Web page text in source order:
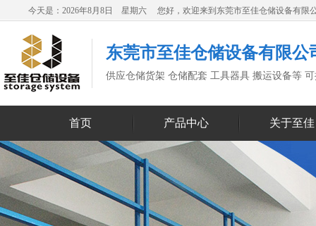
今天是：2026年8月8日 星期六 您好，欢迎来到东莞市至佳仓储设备有限
东莞市至佳仓储设备有限公
供应仓储货架 仓储配套 工具器具 搬运设备等
首页 产品中心 关于至佳